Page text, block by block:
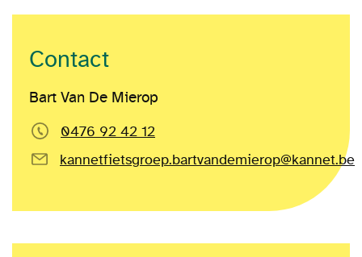
Contact
Bart Van De Mierop
0476 92 42 12
kannetfietsgroep.bartvandemierop@kannet.be